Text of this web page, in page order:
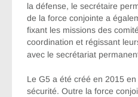
la défense, le secrétaire
de la force conjointe a
fixant les missions des
coordination et régissant
avec le secrétariat
Le G5 a été créé en 2015
sécurité. Outre la force